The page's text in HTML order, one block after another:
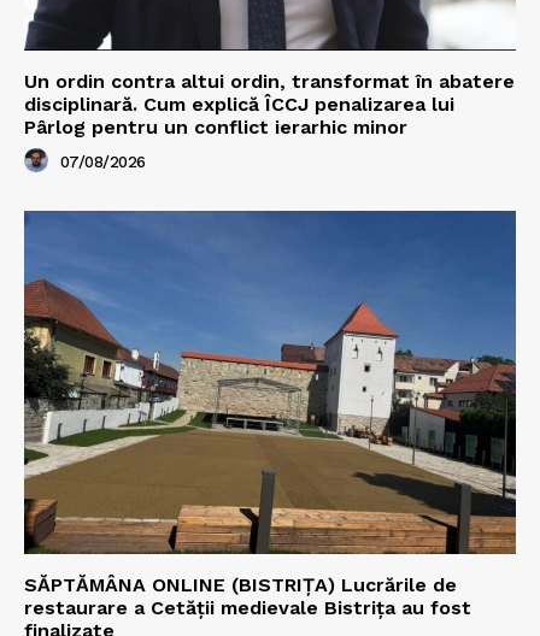
Un ordin contra altui ordin, transformat în abatere
disciplinară. Cum explică ÎCCJ penalizarea lui
Pârlog pentru un conflict ierarhic minor
07/08/2026
SĂPTĂMÂNA ONLINE (BISTRIȚA) Lucrările de
restaurare a Cetăţii medievale Bistriţa au fost
finalizate